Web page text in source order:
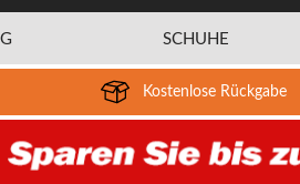
SCHUHE
Kostenlose Rückgabe